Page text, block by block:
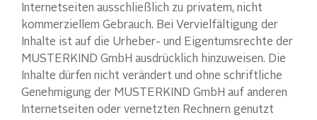
Internetseiten ausschließlich zu privatem, nicht
kommerziellem Gebrauch. Bei Vervielfältigung der
Inhalte ist auf die Urheber- und Eigentumsrechte der
MUSTERKIND GmbH ausdrücklich hinzuweisen. Die
Inhalte dürfen nicht verändert und ohne schriftliche
Genehmigung der MUSTERKIND GmbH auf anderen
Internetseiten oder vernetzten Rechnern genutzt